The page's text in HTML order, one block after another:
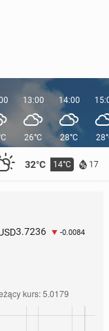
32°C 14°C 17
13:00
26°C
14:00
28°C
3.7236 -0.0084